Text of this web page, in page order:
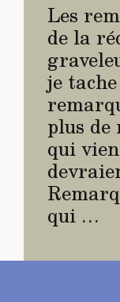
Les
de la
je
plus de
qui
qui …